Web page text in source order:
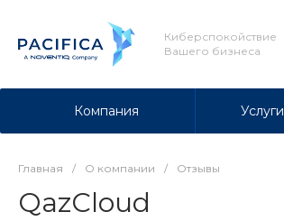
Киберспокойствие
Вашего бизнеса
Компания Услуги
Главная / О компании / Отзывы
QazCloud